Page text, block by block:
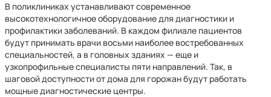
В поликлиниках устанавливают современное
высокотехнологичное оборудование для диагностики и
профилактики заболеваний. В каждом филиале пациентов
будут принимать врачи восьми наиболее востребованных
специальностей, а в головных зданиях — еще и
узкопрофильные специалисты пяти направлений. Так, в
шаговой доступности от дома для горожан будут работать
мощные диагностические центры.